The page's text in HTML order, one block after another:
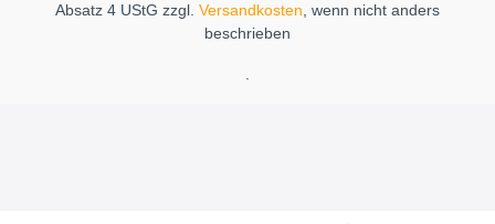
Absatz 4 UStG zzgl. Versandkosten, wenn nicht anders
beschrieben
.